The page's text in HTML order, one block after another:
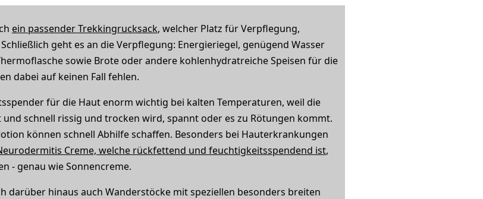
ein passender Trekkingrucksack, welcher Platz für Verpflegung,
geht es an die Verpflegung: Energieriegel, genügend Wasser
sowie Brote oder andere kohlenhydratreiche Speisen für die
dabei auf keinen Fall fehlen.
für die Haut enorm wichtig bei kalten Temperaturen, weil die
schnell rissig und trocken wird, spannt oder es zu Rötungen kommt.
können schnell Abhilfe schaffen. Besonders bei Hauterkrankungen
Creme, welche rückfettend und feuchtigkeitsspendend ist,
- genau wie Sonnencreme.
darüber hinaus auch Wanderstöcke mit speziellen besonders breiten